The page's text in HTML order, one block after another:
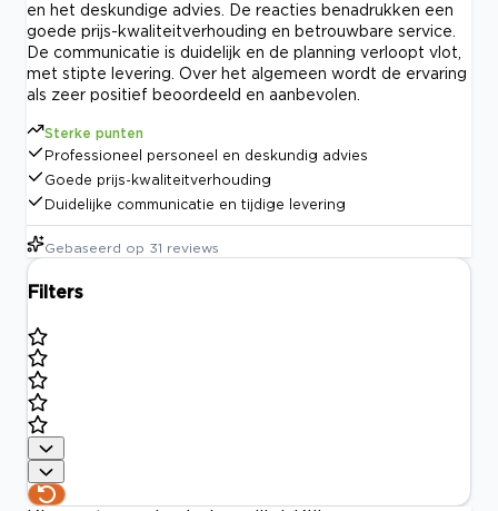
en het deskundige advies. De reacties benadrukken een
goede prijs-kwaliteitverhouding en betrouwbare service.
De communicatie is duidelijk en de planning verloopt vlot,
met stipte levering. Over het algemeen wordt de ervaring
als zeer positief beoordeeld en aanbevolen.
Sterke punten
Professioneel personeel en deskundig advies
Goede prijs-kwaliteitverhouding
Duidelijke communicatie en tijdige levering
Gebaseerd op 31 reviews
Filters